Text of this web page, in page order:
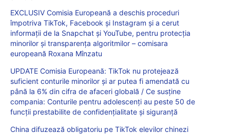
EXCLUSIV Comisia Europeană a deschis proceduri
împotriva TikTok, Facebook și Instagram și a cerut
informații de la Snapchat și YouTube, pentru protecția
minorilor și transparența algoritmilor – comisara
europeană Roxana Mînzatu
UPDATE Comisia Europeană: TikTok nu protejează
suficient conturile minorilor și ar putea fi amendată cu
până la 6% din cifra de afaceri globală / Ce susține
compania: Conturile pentru adolescenți au peste 50 de
funcții prestabilite de confidențialitate și siguranță
China difuzează obligatoriu pe TikTok elevilor chinezi